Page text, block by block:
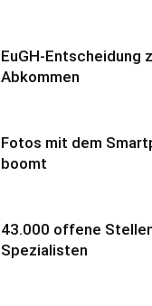
EuGH-Entscheidung
Abkommen
Fotos mit dem
boomt
43.000 offene
Spezialisten